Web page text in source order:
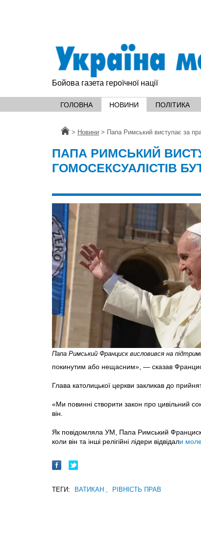
Бойова газета героїчної нації
ГОЛОВНА НОВИНИ ПОЛІТИКА
Головна
> Новини > Папа Римський виступає за
ПАПА РИМСЬКИЙ
ГОМОСЕКСУАЛІСТІВ
Папа Римський Франциск висловився на
покинутим або нещасним», — сказав
Глава католицької церкви закликав до
«Ми повинні створити закон про цивільний
він.
Як повідомляла УМ, Папа Римський Франциск
коли він та інші релігійні лідери відвідали
ТЕГИ: ВАТИКАН РІВНІСТЬ ПРАВ